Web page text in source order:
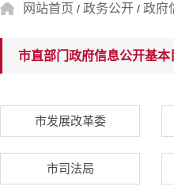
网站首页 / 政务公开 / 政府
市直部门政府信息公开基本
市发展改革委
市司法局